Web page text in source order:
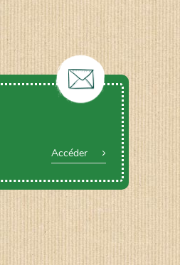
Accéder